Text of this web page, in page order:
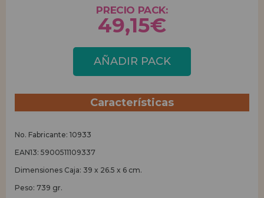
PRECIO PACK:
49,15€
AÑADIR PACK
Características
No. Fabricante: 10933
EAN13: 5900511109337
Dimensiones Caja: 39 x 26.5 x 6 cm.
Peso: 739 gr.